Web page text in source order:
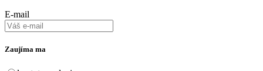
E-mail
Zaujíma ma